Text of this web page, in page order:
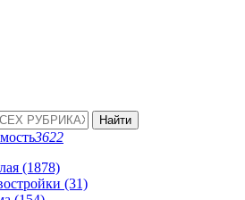
3622
(1878)
(31)